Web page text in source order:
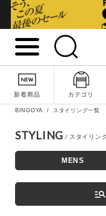
新着商品 カテゴリ
キーワード
BINGOYA スタイリング一覧
STYLING
MENS
manage_search